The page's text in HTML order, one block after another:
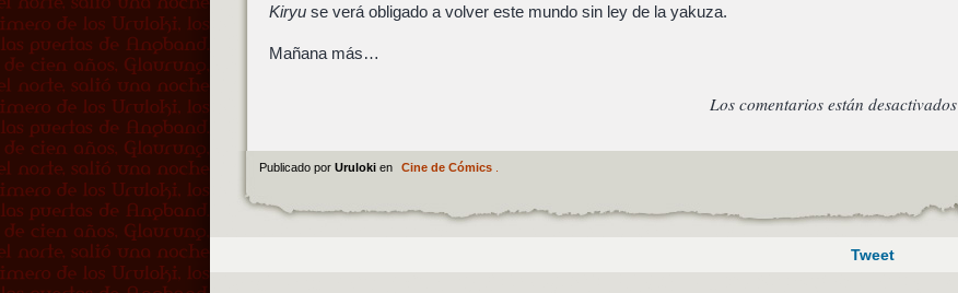
Kiryuse verá obligado a volver este mundo sin ley de la yakuza.
Mañana más…
Los comentarios están desactivados
Publicado por Uruloki en Cine de Cómics.
Tweet